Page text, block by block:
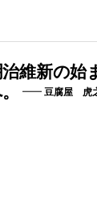
維新の始
豆腐屋 虎